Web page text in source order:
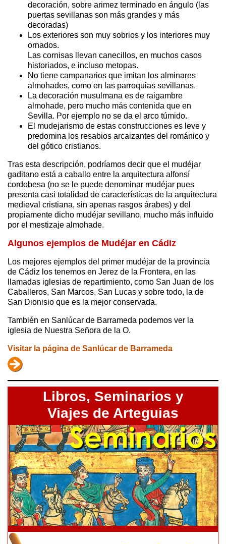
decoración, sobre arimez terminado en ángulo (las
puertas sevillanas son más grandes y más
decoradas)
Los exteriores son muy sobrios y los interiores muy
ornados.
Las cornisas llevan canecillos, en muchos casos
historiados, e incluso metopas.
No tiene campanarios que imitan los alminares
almohades, como en las parroquias sevillanas.
La decoración musulmana es de raigambre
almohade, pero mucho más contenida que en
Sevilla. Por ejemplo no se da el arco túmido.
El mudejarismo de estas construcciones es leve y
predomina los resabios arcaizantes del románico y
del gótico cristianos.
Tras esta descripción, podríamos decir que el mudéjar
gaditano está a caballo entre la arquitectura alfonsí
cordobesa (no se le puede denominar mudéjar pues
presenta casi totalidad de características de la arquitectura
medieval cristiana, sin apenas rasgos árabes) y del
propiamente dicho mudéjar sevillano, mucho más influido
por el mestizaje almohade.
Algunos ejemplos de Mudéjar en Cádiz
Los mejores ejemplos del primer mudéjar de la provincia
de Cádiz los tenemos en Jerez de la Frontera, en las
llamadas iglesias de repartimiento, como San Juan de los
Caballeros, San Marcos, San Lucas y sobre todo, la de
San Dionisio que es la mejor conservada.
También en Sanlúcar de Barrameda podemos ver la
iglesia de Nuestra Señora de la O.
Visitar la página de Sanlúcar de Barrameda
Libros, Seminarios y
Viajes de Arteguias